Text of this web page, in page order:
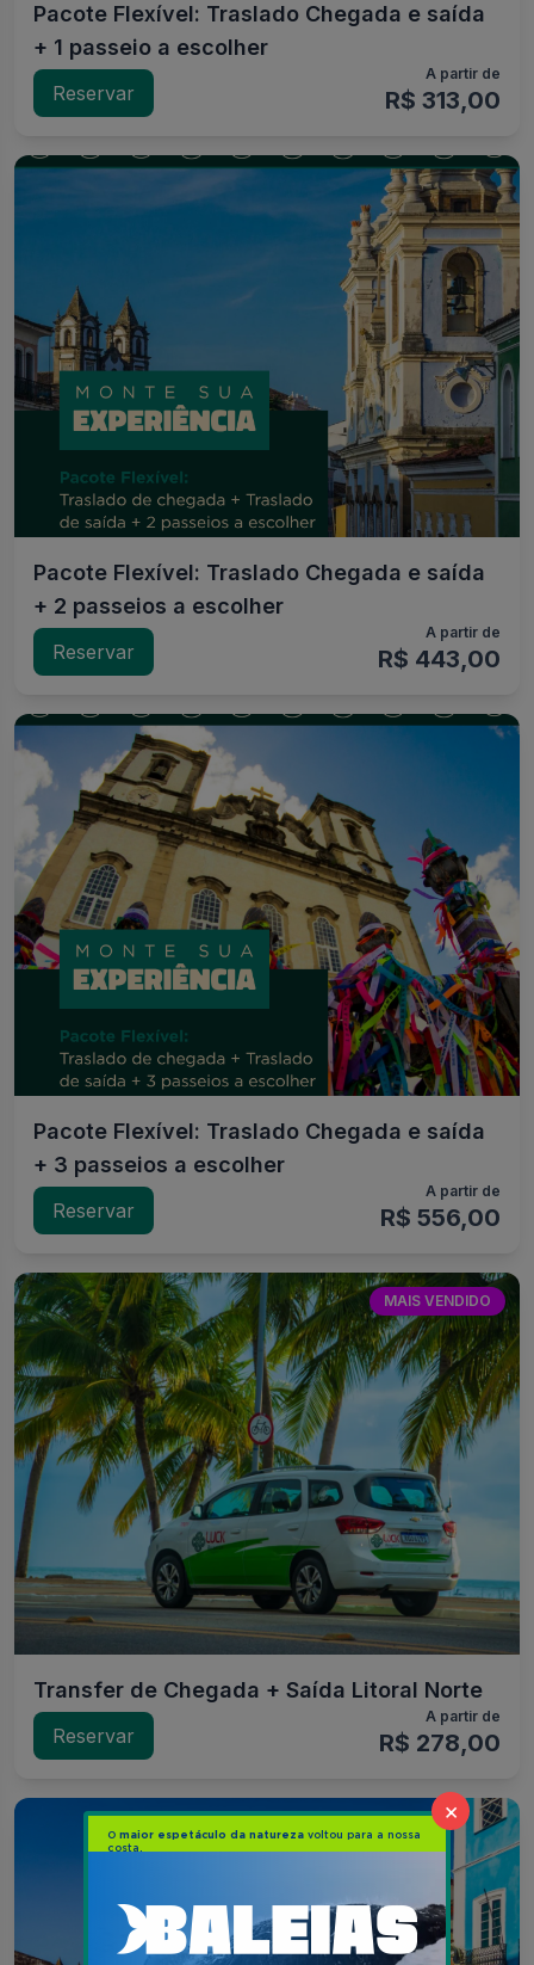
Banner clicável ×
Pacote Flexível: Traslado Chegada e saída
+ 1 passeio a escolher
Reservar
A partir de
R$ 313,00
Pacote Flexível: Traslado Chegada e saída
+ 2 passeios a escolher
Reservar
A partir de
R$ 443,00
Pacote Flexível: Traslado Chegada e saída
+ 3 passeios a escolher
Reservar
A partir de
R$ 556,00
MAIS VENDIDO
Transfer de Chegada + Saída Litoral Norte
Reservar
A partir de
R$ 278,00